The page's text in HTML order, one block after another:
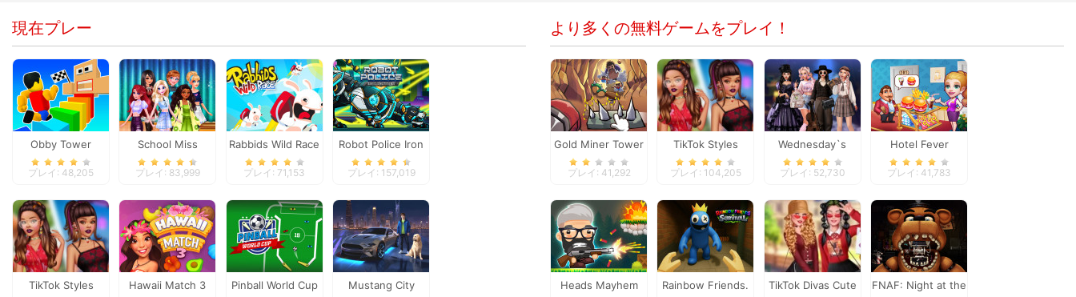
現在プレー
Obby Tower
Parkour Climb
プレイ: 48,205
School Miss
Popularity
プレイ: 83,999
Rabbids Wild Race
プレイ: 71,153
Robot Police Iron
Panther
プレイ: 157,019
TikTok Styles
Hawaii Match 3 Pinball World Cup
Mustang City
より多くの無料ゲームをプレイ！
Gold Miner Tower
Defense
プレイ: 41,292
TikTok Styles
Battle Boho vs
プレイ: 104,205
Wednesday`s
Breakup Handbook
プレイ: 52,730
Hotel Fever
Tycoon
プレイ: 41,783
Heads Mayhem
Rainbow Friends.
TikTok Divas Cute
FNAF: Night at the